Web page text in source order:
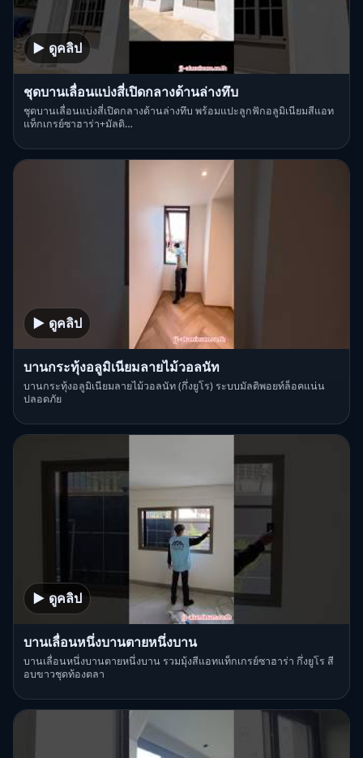
▶ ดูคลิป
ชุดบานเลื่อนแบ่งสี่เปิดกลางด้านล่างทึบ
ชุดบานเลื่อนแบ่งสี่เปิดกลางด้านล่างทึบ พร้อมแปะลูกฟักอลูมิเนียมสีแอท
แท็กเกรย์ซาฮาร่า+มัลติ…
▶ ดูคลิป
บานกระทุ้งอลูมิเนียมลายไม้วอลนัท
บานกระทุ้งอลูมิเนียมลายไม้วอลนัท (กึ่งยูโร) ระบบมัลติพอยท์ล็อคแน่น
ปลอดภัย
▶ ดูคลิป
บานเลื่อนหนึ่งบานตายหนึ่งบาน
บานเลื่อนหนึ่งบานตายหนึ่งบาน รวมมุ้งสีแอทแท็กเกรย์ซาฮาร่า กึ่งยูโร สี
อบขาวชุดท้องตลา